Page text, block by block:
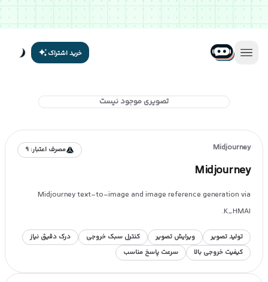
خرید اشتراک
تصویری موجود نیست
Midjourney مصرف اعتبار: 9
Midjourney
Midjourney text-to-image and image reference generation via
K_HMAI.
تولید تصویر ویرایش تصویر کنترل سبک خروجی
درک دقیق نیاز
کیفیت خروجی بالا
سرعت پاسخ مناسب